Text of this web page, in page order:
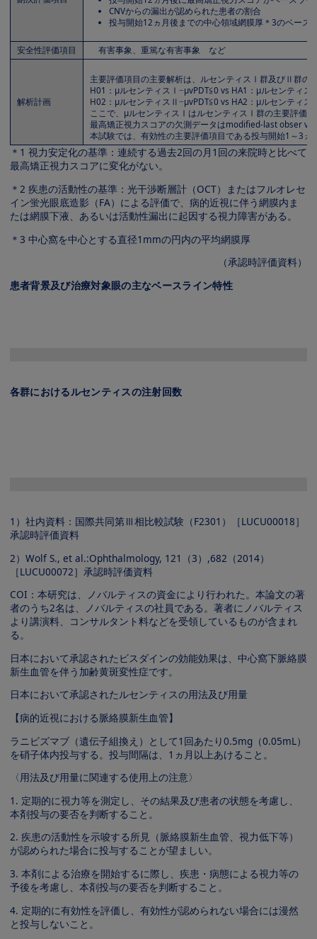
CNVからの漏出が認められた患者の割合
投与開始12ヵ月後までの中心領域網膜厚＊3のベー
安全性評価項目 有害事象、重篤な有害事象 など
解析計画
主要評価項目の主要解析は、ルセンティスⅠ群及びⅡ群の
H01：μルセンティスⅠ−μvPDT≦0 vs HA1：μルセンティス
H02：μルセンティスⅡ−μvPDT≦0 vs HA2：μルセンティス
ここで、μルセンティスⅠはルセンティスⅠ群の主要評価項
最高矯正視力スコアの欠測データはmodified-last obser
本試験では、有効性の主要評価項目である投与開始1～3
＊1 視力安定化の基準：連続する過去2回の月1回の来院時と比べて
最高矯正視力スコアに変化がない。
＊2 疾患の活動性の基準：光干渉断層計（OCT）またはフルオレセ
イン蛍光眼底造影（FA）による評価で、病的近視に伴う網膜内ま
たは網膜下液、あるいは活動性漏出に起因する視力障害がある。
＊3 中心窩を中心とする直径1mmの円内の平均網膜厚
（承認時評価資料）
患者背景及び治療対象眼の主なベースライン特性
各群におけるルセンティスの注射回数
1）社内資料：国際共同第Ⅲ相比較試験（F2301）［LUCU00018］
承認時評価資料
2）Wolf S., et al.:Ophthalmology, 121（3）,682（2014）
［LUCU00072］承認時評価資料
COI：本研究は、ノバルティスの資金により行われた。本論文の著
者のうち2名は、ノバルティスの社員である。著者にノバルティス
より講演料、コンサルタント料などを受領しているものが含まれ
る。
日本において承認されたビスダインの効能効果は、中心窩下脈絡膜
新生血管を伴う加齢黄斑変性症です。
日本において承認されたルセンティスの用法及び用量
【病的近視における脈絡膜新生血管】
ラニビズマブ（遺伝子組換え）として1回あたり0.5mg（0.05mL）
を硝子体内投与する。投与間隔は、1ヵ月以上あけること。
〈用法及び用量に関連する使用上の注意〉
1. 定期的に視力等を測定し、その結果及び患者の状態を考慮し、
本剤投与の要否を判断すること。
2. 疾患の活動性を示唆する所見（脈絡膜新生血管、視力低下等）
が認められた場合に投与することが望ましい。
3. 本剤による治療を開始するに際し、疾患・病態による視力等の
予後を考慮し、本剤投与の要否を判断すること。
4. 定期的に有効性を評価し、有効性が認められない場合には漫然
と投与しないこと。